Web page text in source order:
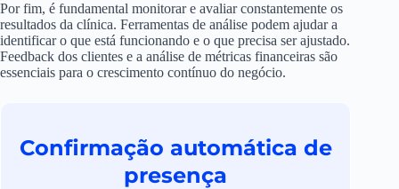
Por fim, é fundamental monitorar e avaliar constantemente os
resultados da clínica. Ferramentas de análise podem ajudar a
identificar o que está funcionando e o que precisa ser ajustado.
Feedback dos clientes e a análise de métricas financeiras são
essenciais para o crescimento contínuo do negócio.
Confirmação automática de
presença